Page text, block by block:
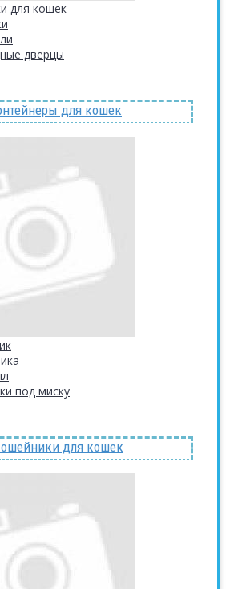
для кошек
дверцы
для кошек
под миску
для кошек